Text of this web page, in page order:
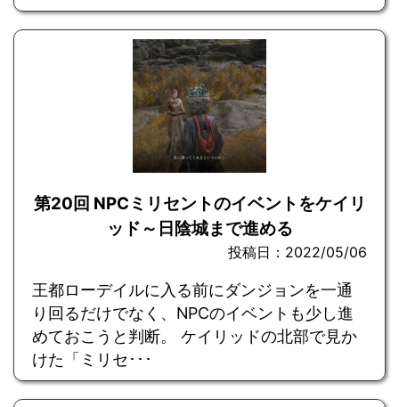
第20回 NPCミリセントのイベントをケイリ
ッド～日陰城まで進める
投稿日：2022/05/06
王都ローデイルに入る前にダンジョンを一通
り回るだけでなく、NPCのイベントも少し進
めておこうと判断。 ケイリッドの北部で見か
けた「ミリセ･･･